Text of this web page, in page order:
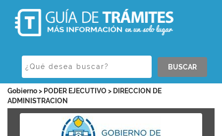
BUSCAR
Gobierno > PODER EJECUTIVO > DIRECCION DE
ADMINISTRACION